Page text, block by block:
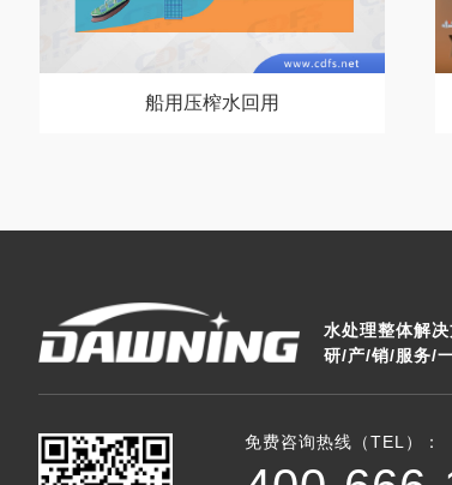
船用压榨水回用
水处理整体解
研/产/销/服务/
免费咨询热线（TEL）：